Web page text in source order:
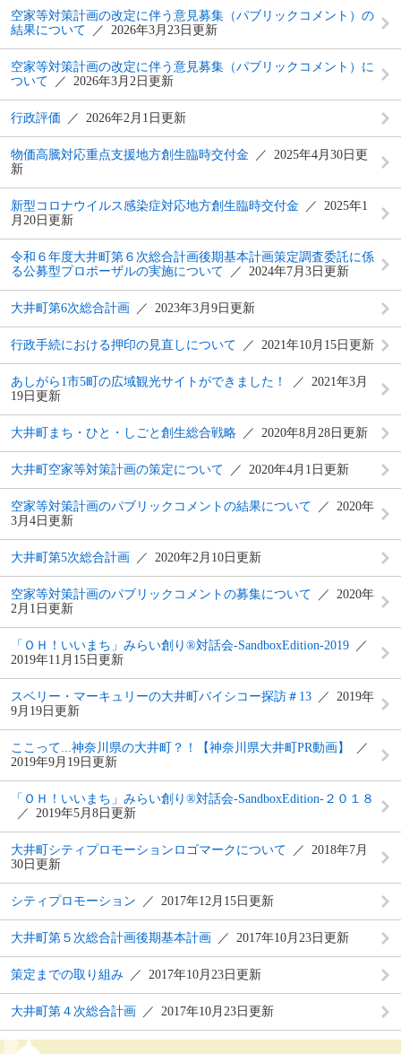
空家等対策計画の改定に伴う意見募集（パブリックコメント）の
結果について
2026年3月23日更新
空家等対策計画の改定に伴う意見募集（パブリックコメント）に
ついて
2026年3月2日更新
行政評価 2026年2月1日更新
物価高騰対応重点支援地方創生臨時交付金
2025年4月30日更
新
新型コロナウイルス感染症対応地方創生臨時交付金
2025年1
月20日更新
令和６年度大井町第６次総合計画後期基本計画策定調査委託に係
る公募型プロポーザルの実施について
2024年7月3日更新
大井町第6次総合計画 2023年3月9日更新
行政手続における押印の見直しについて 2021年10月15日更新
あしがら1市5町の広域観光サイトができました！
2021年3月
19日更新
大井町まち・ひと・しごと創生総合戦略 2020年8月28日更新
大井町空家等対策計画の策定について 2020年4月1日更新
空家等対策計画のパブリックコメントの結果について
2020年
3月4日更新
大井町第5次総合計画 2020年2月10日更新
空家等対策計画のパブリックコメントの募集について
2020年
2月1日更新
「ＯＨ！いいまち」みらい創り®対話会‐SandboxEdition-2019
2019年11月15日更新
スベリー・マーキュリーの大井町バイシコー探訪＃13
2019年
9月19日更新
ここって...神奈川県の大井町？！【神奈川県大井町PR動画】
2019年9月19日更新
「ＯＨ！いいまち」みらい創り®対話会‐SandboxEdition-２０１８
2019年5月8日更新
大井町シティプロモーションロゴマークについて
2018年7月
30日更新
シティプロモーション 2017年12月15日更新
大井町第５次総合計画後期基本計画 2017年10月23日更新
策定までの取り組み 2017年10月23日更新
大井町第４次総合計画 2017年10月23日更新